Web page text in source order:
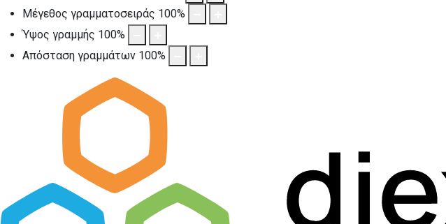
Μέγεθος γραμματοσειράς 100%
Ύψος γραμμής 100%
Απόσταση γραμμάτων 100%